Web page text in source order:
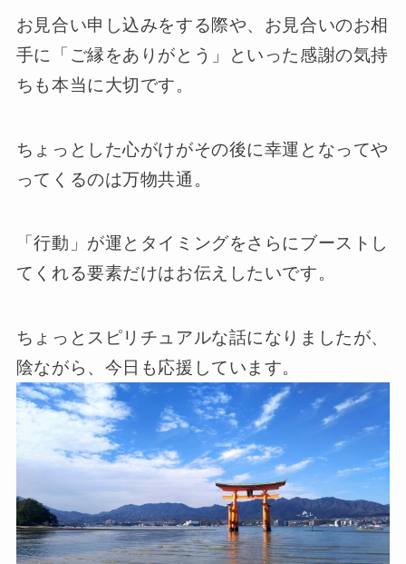
お見合い申し込みをする際や、お見合いのお相
手に「ご縁をありがとう」といった感謝の気持
ちも本当に大切です。
ちょっとした心がけがその後に幸運となってや
ってくるのは万物共通。
「行動」が運とタイミングをさらにブーストし
てくれる要素だけはお伝えしたいです。
ちょっとスピリチュアルな話になりましたが、
陰ながら、今日も応援しています。